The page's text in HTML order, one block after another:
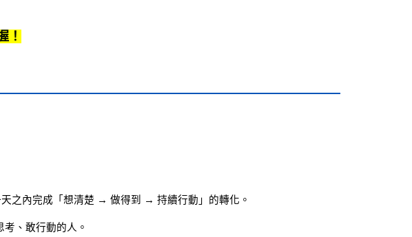
！
之內完成「想清楚 → 做得到 → 持續行動」的轉化。
、敢行動的人。